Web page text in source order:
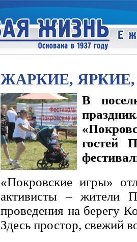
ЖАРКИЕ,
В
гостей
«Покровские игры»
активисты – жители
проведения на берегу
Здесь простор, свежий